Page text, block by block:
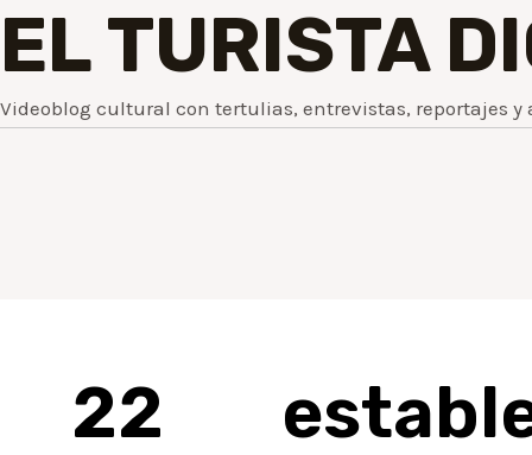
EL TURISTA
Videoblog cultural con tertulias, entrevistas, reportajes y
22